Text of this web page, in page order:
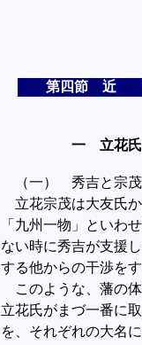
第四節 近
一 立花氏と
（一） 秀吉と宗茂
立花宗茂は大友氏か
「九州一物」といわ
ない時に秀吉が支援
する他からの干渉を
このような、藩の体
立花氏がまづ一番に
を、それぞれの大名